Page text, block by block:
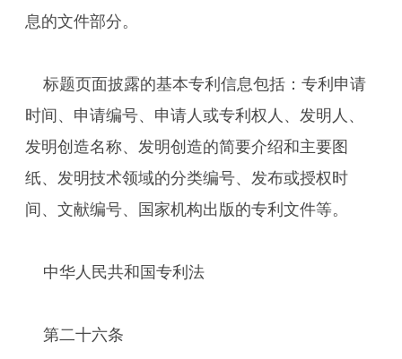
息的文件部分。
标题页面披露的基本专利信息包括：专利申请
时间、申请编号、申请人或专利权人、发明人、
发明创造名称、发明创造的简要介绍和主要图
纸、发明技术领域的分类编号、发布或授权时
间、文献编号、国家机构出版的专利文件等。
中华人民共和国专利法
第二十六条